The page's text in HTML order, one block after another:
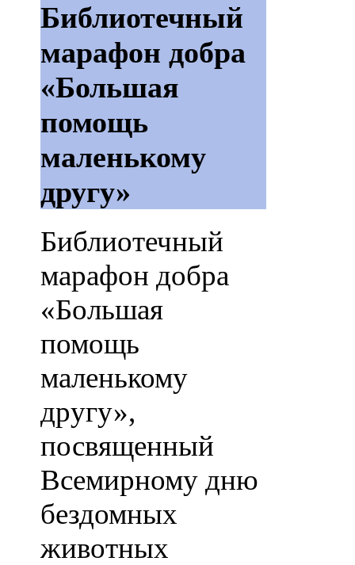
Библиотечный
марафон добра
«Большая
помощь
маленькому
другу»
Библиотечный
марафон добра
«Большая
помощь
маленькому
другу»,
посвященный
Всемирному дню
бездомных
животных